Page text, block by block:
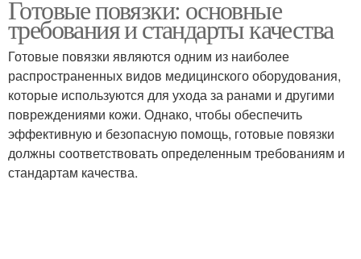
Готовые повязки: основные
требования и стандарты качества
Готовые повязки являются одним из наиболее
распространенных видов медицинского оборудования,
которые используются для ухода за ранами и другими
повреждениями кожи. Однако, чтобы обеспечить
эффективную и безопасную помощь, готовые повязки
должны соответствовать определенным требованиям и
стандартам качества.